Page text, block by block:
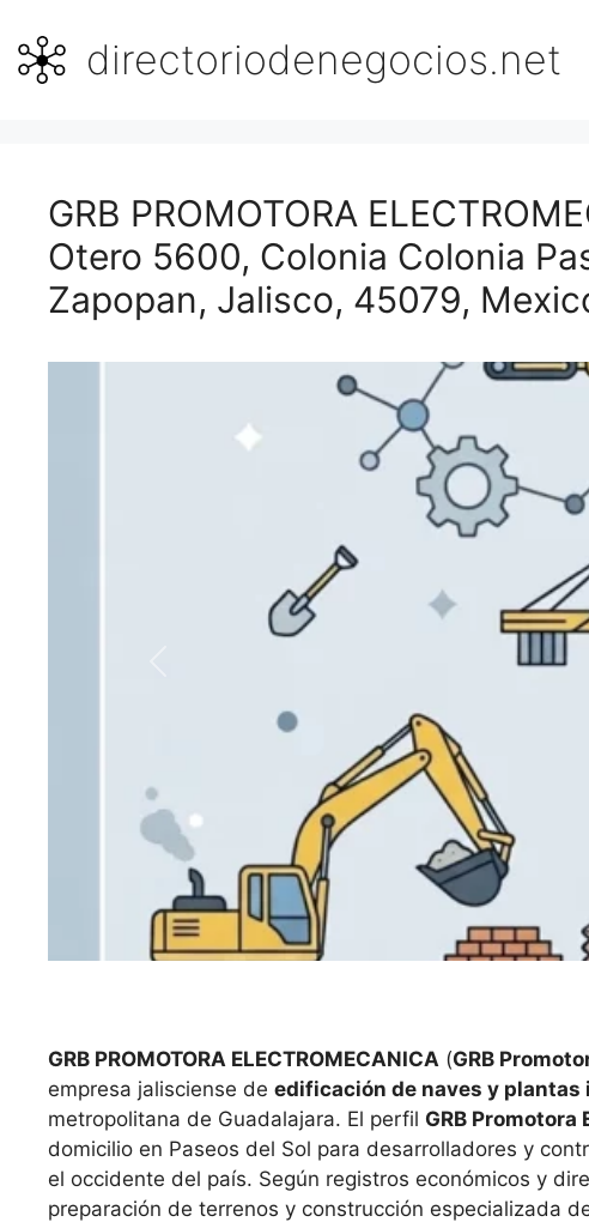
contenidodirectoriodenegocios.net
GRB PROMOTORA
Otero 5600, Colonia Colonia
Zapopan, Jalisco, 45079,
GRB PROMOTORA ELECTROMECANICA (GRB
empresa jalisciense de edificación de naves y
metropolitana de Guadalajara. El perfil GRB
domicilio en Paseos del Sol para desarrolladores y
el occidente del país. Según registros económicos y
preparación de terrenos y construcción especializada